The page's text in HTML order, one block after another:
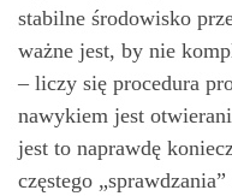
stabilne środowisko
ważne jest, by nie
– liczy się procedura
nawykiem jest
jest to naprawdę
częstego